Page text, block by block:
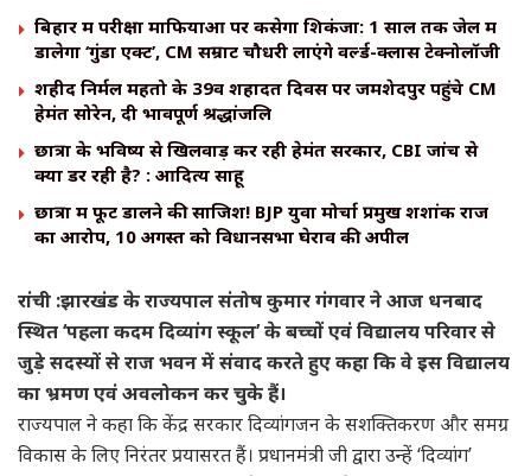
बिहार में परीक्षा माफियाओं पर कसेगा शिकंजा: 1 साल तक जेल में
डालेगा ‘गुंडा एक्ट’, CM सम्राट चौधरी लाएंगे वर्ल्ड-क्लास टेक्नोलॉजी
शहीद निर्मल महतो के 39वें शहादत दिवस पर जमशेदपुर पहुंचे CM
हेमंत सोरेन, दी भावपूर्ण श्रद्धांजलि
छात्रों के भविष्य से खिलवाड़ कर रही हेमंत सरकार, CBI जांच से
क्यों डर रही है? : आदित्य साहू
छात्रों में फूट डालने की साजिश! BJP युवा मोर्चा प्रमुख शशांक राज
का आरोप, 10 अगस्त को विधानसभा घेराव की अपील
रांची :झारखंड के राज्यपाल संतोष कुमार गंगवार ने आज धनबाद
स्थित ‘पहला कदम दिव्यांग स्कूल’ के बच्चों एवं विद्यालय परिवार से
जुड़े सदस्यों से राज भवन में संवाद करते हुए कहा कि वे इस विद्यालय
का भ्रमण एवं अवलोकन कर चुके हैं।
राज्यपाल ने कहा कि केंद्र सरकार दिव्यांगजन के सशक्तिकरण और समग्र
विकास के लिए निरंतर प्रयासरत हैं। प्रधानमंत्री जी द्वारा उन्हें ‘दिव्यांग’